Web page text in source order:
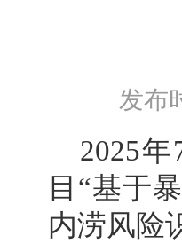
发布
2025
目“基于
内涝风险